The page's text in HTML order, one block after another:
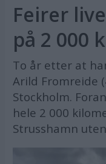
Feirer
på 2 000
To år etter at
Arild Fromreide
Stockholm.
hele 2 000
Strusshamn